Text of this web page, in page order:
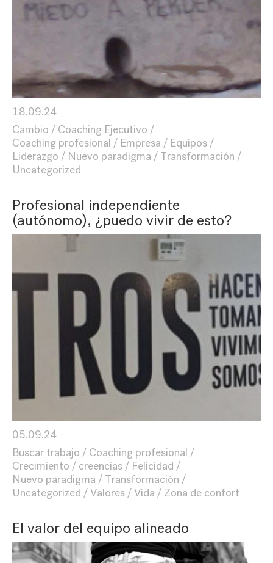
18.09.24
Cambio
Coaching Ejecutivo
Coaching profesional
Empresa
Equipos
Liderazgo
Nuevo paradigma
Transformación
Uncategorized
Profesional independiente
(autónomo), ¿puedo vivir de esto?
05.09.24
Buscar trabajo
Coaching profesional
Crecimiento
creencias
Felicidad
Nuevo paradigma
Transformación
Uncategorized
Valores Vida Zona de confort
El valor del equipo alineado